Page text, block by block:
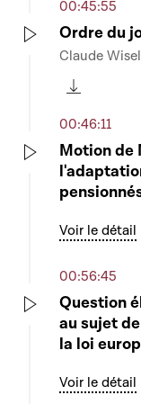
00:45:55
Ordre du
Claude
00:46:11
Motion de
Voir le détail
00:56:45
Question
au sujet
la loi
Voir le détail